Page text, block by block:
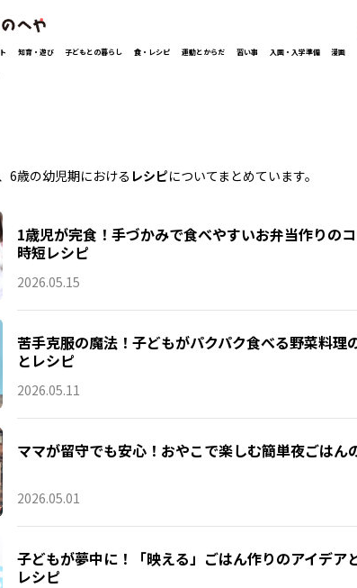
知育・遊び 子どもとの暮らし 食・レシピ 運動とからだ 習い事 入園・入学準備 漫画
6歳の幼児期における レシピについてまとめています。
1歳児が完食！手づかみで食べやすいお弁当作りの
時短レシピ
2026.05.15
苦手克服の魔法！子どもがパクパク食べる野菜料理
とレシピ
2026.05.11
ママが留守でも安心！おやこで楽しむ簡単夜ごはん
2026.05.01
子どもが夢中に！「映える」ごはん作りのアイデア
レシピ